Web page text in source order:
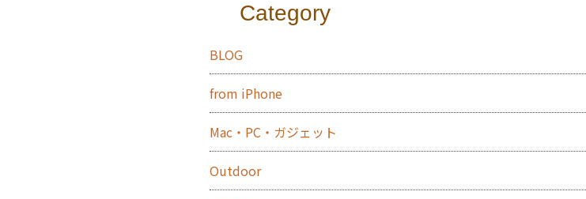
Category
BLOG
from iPhone
Mac・PC・ガジェット
Outdoor